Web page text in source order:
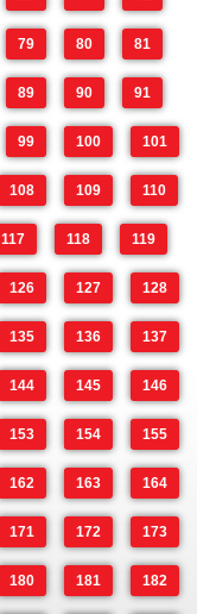
79 80 81
89 90 91
99 100 101
108 109 110
117 118 119
126 127 128
135 136 137
144 145 146
153 154 155
162 163 164
171 172 173
180 181 182